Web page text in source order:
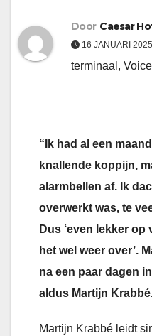
Door Caesar
16 JANUARI 2025
terminaal ,
“Ik had al een
knallende koppijn,
alarmbellen af. Ik
overwerkt was, te
Dus ‘even lekker
het wel weer over’.
na een paar dagen
aldus Martijn
Martijn Krabbé leidt